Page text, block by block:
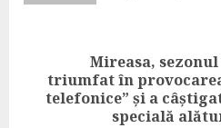
Next
post:
Mireasa, sezonul
triumfat în
telefonice” și a
specială